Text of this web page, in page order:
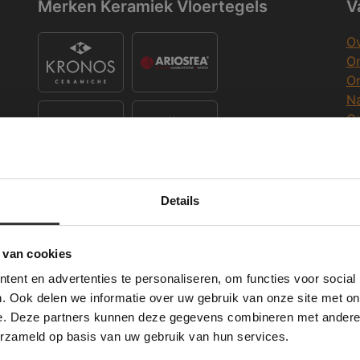
Details
cookies
en advertenties te personaliseren, om functies voor social
Ook delen we informatie over uw gebruik van onze site met
Deze partners kunnen deze gegevens combineren met
op basis van uw gebruik van hun services.
Merken Keramiek Vloertegels
Merken Keramiek Terrastegels
Merken Glasmozaïek
Deze website maakt gebruik van cookies.
gebruikt cookies om de gebruikerservaring te verbeteren. Door gebruik te
geeft u toestemming voor alle cookies in overeenstemming met ons
verder
ALLES ACCEPTEREN ALLES AFWIJZEN